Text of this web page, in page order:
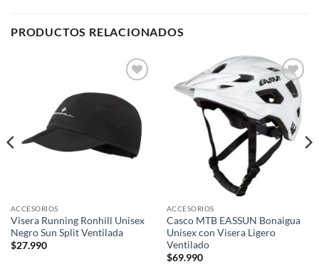
PRODUCTOS RELACIONADOS
wishlist
ACCESORIOS
Visera Running Ronhill Unisex
Negro Sun Split Ventilada
$27.990
Add to
wishlist
ACCESORIOS
Casco MTB EASSUN Bonaigua
Unisex con Visera Ligero
Ventilado
$69.990